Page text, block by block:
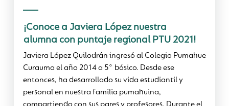
¡Conoce a Javiera López nuestra
alumna con puntaje regional PTU 2021!
Javiera López Quilodrán ingresó al Colegio Pumahue
Curauma el año 2014 a 5° básico. Desde ese
entonces, ha desarrollado su vida estudiantil y
personal en nuestra familia pumahuina,